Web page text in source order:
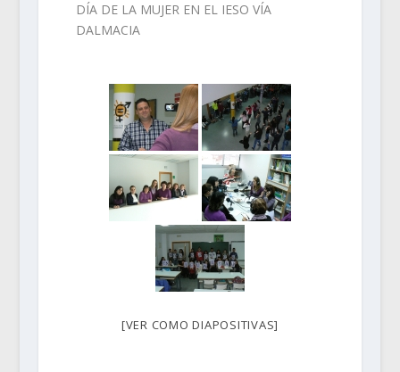
DÍA DE LA MUJER EN EL IESO VÍA
DALMACIA
[VER COMO DIAPOSITIVAS]